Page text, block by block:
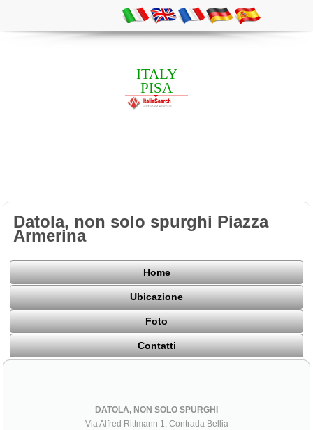
ITALY
PISA
Datola, non solo spurghi Piazza
Armerina
Home
Ubicazione
Foto
Contatti
DATOLA, NON SOLO SPURGHI
Via Alfred Rittmann 1, Contrada Bellia